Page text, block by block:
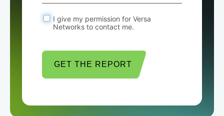
I give my permission for Versa
Networks to contact me.
GET THE REPORT